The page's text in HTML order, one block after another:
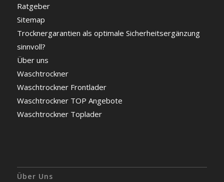
Ratgeber
Sitemap
Trocknergarantien als optimale Sicherheitsergänzung
sinnvoll?
Über uns
Waschtrockner
Waschtrockner Frontlader
Waschtrockner TOP Angebote
Waschtrockner Toplader
Über Uns